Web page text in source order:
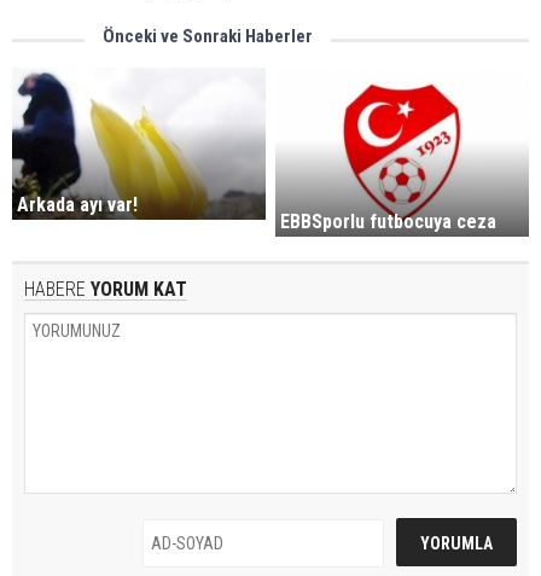
Önceki ve Sonraki Haberler
Arkada ayı var!
EBBSporlu futbocuya ceza
HABERE YORUM KAT